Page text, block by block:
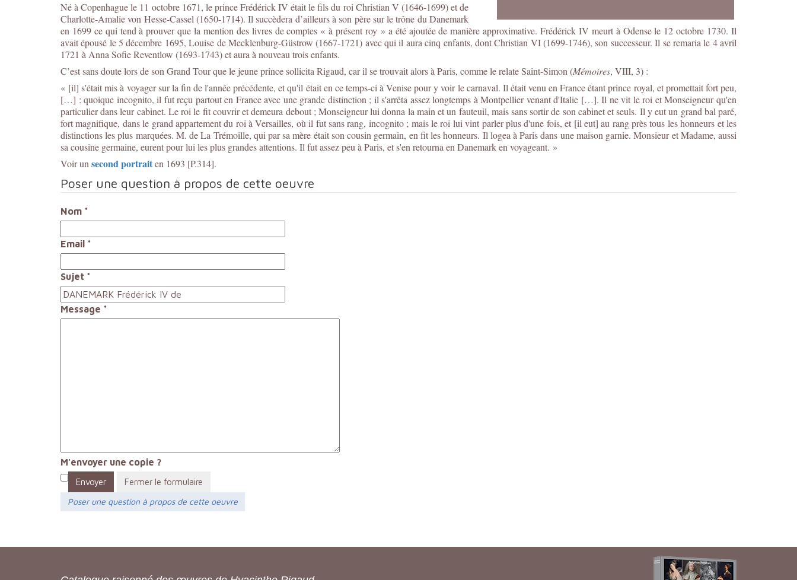
Né à Copenhague le 11 octobre 1671, le prince Frédérick IV était le fils du roi Christian V (1646-1699) et de
Charlotte-Amalie von Hesse-Cassel (1650-1714). Il succèdera d’ailleurs à son père sur le trône du Danemark
en 1699 ce qui tend à prouver que la mention des livres de comptes « à présent roy » a été ajoutée de manière approximative. Frédérick IV meurt à Odense le 12 octobre 1730. Il
avait épousé le 5 décembre 1695, Louise de Mecklenburg-Güstrow (1667-1721) avec qui il aura cinq enfants, dont Christian VI (1699-1746), son successeur. Il se remaria le 4 avril
1721 à Anna Sofie Reventlow (1693-1743) et aura à nouveau trois enfants.
C’est sans doute lors de son Grand Tour que le jeune prince sollicita Rigaud, car il se trouvait alors à Paris, comme le relate Saint-Simon (Mémoires, VIII, 3) :
« [il] s'était mis à voyager sur la fin de l'année précédente, et qu'il était en ce temps-ci à Venise pour y voir le carnaval. Il était venu en France étant prince royal, et promettait fort peu,
[…] : quoique incognito, il fut reçu partout en France avec une grande distinction ; il s'arrêta assez longtemps à Montpellier venant d'Italie […]. Il ne vit le roi et Monseigneur qu'en
particulier dans leur cabinet. Le roi le fit couvrir et demeura debout ; Monseigneur lui donna la main et un fauteuil, mais sans sortir de son cabinet et seuls. Il y eut un grand bal paré,
fort magnifique, dans le grand appartement du roi à Versailles, où il fut sans rang, incognito ; mais le roi lui vint parler plus d'une fois, et [il eut] au rang près tous les honneurs et les
distinctions les plus marquées. M. de La Trémoille, qui par sa mère était son cousin germain, en fit les honneurs. Il logea à Paris dans une maison garnie. Monsieur et Madame, aussi
sa cousine germaine, eurent pour lui les plus grandes attentions. Il fut assez peu à Paris, et s'en retourna en Danemark en voyageant. »
Voir un second portraiten 1693 [P.314].
Poser une question à propos de cette oeuvre
Nom *
Email *
Sujet *
Message *
M'envoyer une copie ?
Envoyer
Fermer le formulaire
Poser une question à propos de cette oeuvre